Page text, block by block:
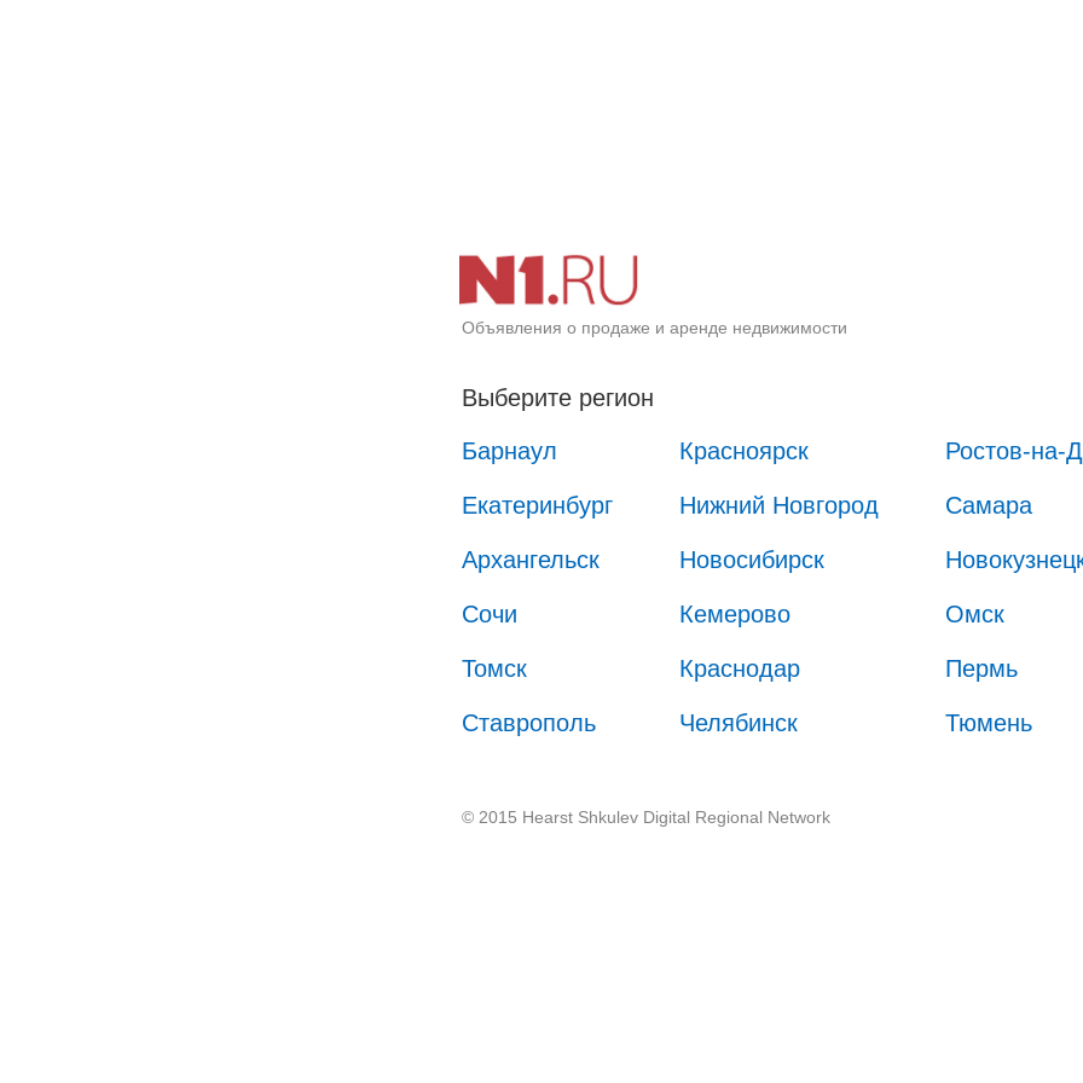
Объявления о продаже и аренде недвижимости
Выберите регион
Барнаул
Красноярск Ростов-на-
Екатеринбург Нижний Новгород Самара
Архангельск Новосибирск
Сочи Кемерово Омск
Томск Краснодар Пермь
Ставрополь Челябинск Тюмень
© 2015 Hearst Shkulev Digital Regional Network